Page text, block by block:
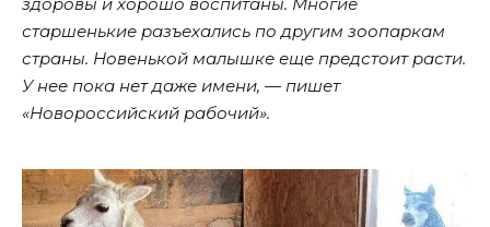
старшенькие разъехались по другим зоопаркам
страны. Новенькой малышке еще предстоит расти.
У нее пока нет даже имени, — пишет
«Новороссийский рабочий».